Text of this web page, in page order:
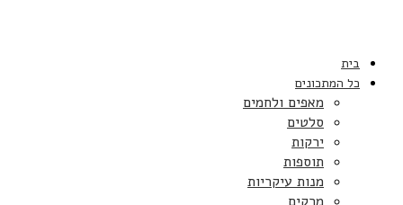
בית
כל המתכונים
מאפים ולחמים
סלטים
ירקות
תוספות
מנות עיקריות